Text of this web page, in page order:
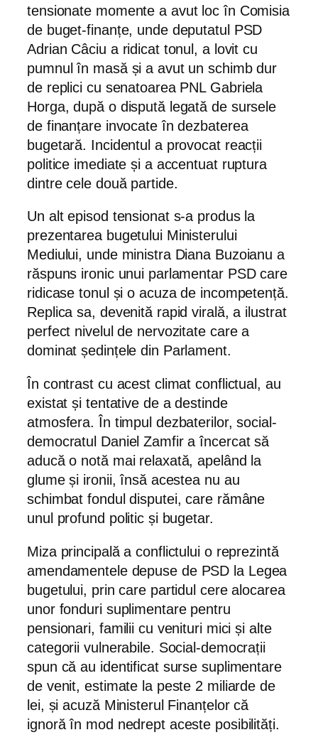
tensionate momente a avut loc în Comisia
de buget-finanțe, unde deputatul PSD
Adrian Câciu a ridicat tonul, a lovit cu
pumnul în masă și a avut un schimb dur
de replici cu senatoarea PNL Gabriela
Horga, după o dispută legată de sursele
de finanțare invocate în dezbaterea
bugetară. Incidentul a provocat reacții
politice imediate și a accentuat ruptura
dintre cele două partide.
Un alt episod tensionat s-a produs la
prezentarea bugetului Ministerului
Mediului, unde ministra Diana Buzoianu a
răspuns ironic unui parlamentar PSD care
ridicase tonul și o acuza de incompetență.
Replica sa, devenită rapid virală, a ilustrat
perfect nivelul de nervozitate care a
dominat ședințele din Parlament.
În contrast cu acest climat conflictual, au
existat și tentative de a destinde
atmosfera. În timpul dezbaterilor, social-
democratul Daniel Zamfir a încercat să
aducă o notă mai relaxată, apelând la
glume și ironii, însă acestea nu au
schimbat fondul disputei, care rămâne
unul profund politic și bugetar.
Miza principală a conflictului o reprezintă
amendamentele depuse de PSD la Legea
bugetului, prin care partidul cere alocarea
unor fonduri suplimentare pentru
pensionari, familii cu venituri mici și alte
categorii vulnerabile. Social-democrații
spun că au identificat surse suplimentare
de venit, estimate la peste 2 miliarde de
lei, și acuză Ministerul Finanțelor că
ignoră în mod nedrept aceste posibilități.